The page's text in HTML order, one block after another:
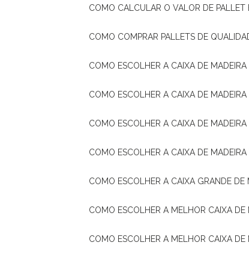
COMO CALCULAR O VALOR DE
COMO COMPRAR PALLETS DE
COMO ESCOLHER A CAIXA DE
COMO ESCOLHER A CAIXA DE
COMO ESCOLHER A CAIXA DE
COMO ESCOLHER A CAIXA DE
COMO ESCOLHER A CAIXA GRANDE
COMO ESCOLHER A MELHOR CAIXA
COMO ESCOLHER A MELHOR CAIXA